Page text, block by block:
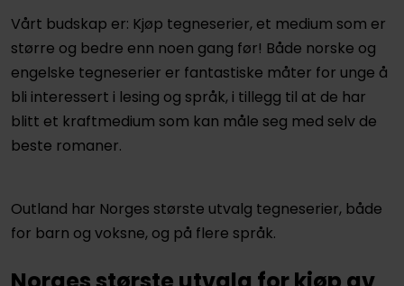
Vårt budskap er: Kjøp tegneserier, et medium som er
større og bedre enn noen gang før! Både norske og
engelske tegneserier er fantastiske måter for unge å
bli interessert i lesing og språk, i tillegg til at de har
blitt et kraftmedium som kan måle seg med selv de
beste romaner.
Outland har Norges største utvalg tegneserier, både
for barn og voksne, og på flere språk.